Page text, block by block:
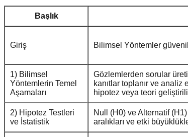
Başlık
Giriş Bilimsel Yöntemler
1) Bilimsel
Yöntemlerin Temel
Aşamaları
Gözlemlerden sorular
kanıtlar toplanır ve analiz
hipotez veya teori
2) Hipotez Testleri
ve İstatistik
Null (H0) ve Alternatif
aralıkları ve etki